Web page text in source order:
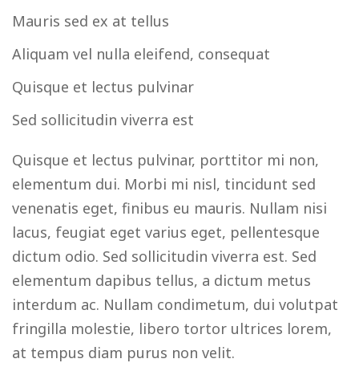
Mauris sed ex at tellus
Aliquam vel nulla eleifend, consequat
Quisque et lectus pulvinar
Sed sollicitudin viverra est
Quisque et lectus pulvinar, porttitor mi non,
elementum dui. Morbi mi nisl, tincidunt sed
venenatis eget, finibus eu mauris. Nullam nisi
lacus, feugiat eget varius eget, pellentesque
dictum odio. Sed sollicitudin viverra est. Sed
elementum dapibus tellus, a dictum metus
interdum ac. Nullam condimetum, dui volutpat
fringilla molestie, libero tortor ultrices lorem,
at tempus diam purus non velit.